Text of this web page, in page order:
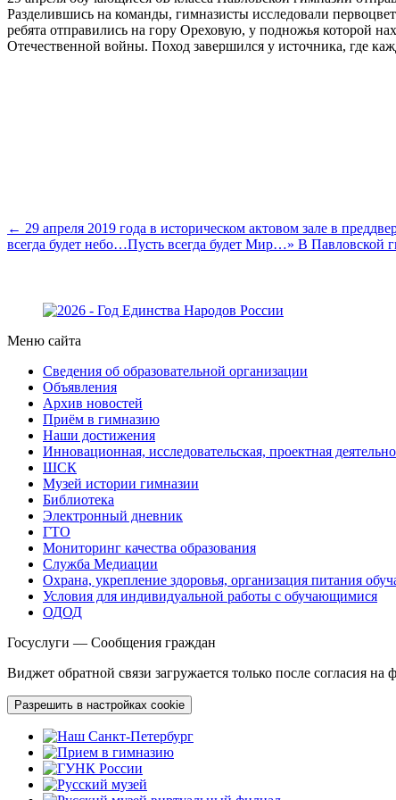
Разделившись на команды, гимназисты исследовали
ребята отправились на гору Ореховую, у подножья которой
Отечественной войны. Поход завершился у источника, где
← 29 апреля 2019 года в историческом актовом зале в
всегда будет небо…Пусть всегда будет Мир…» В Павловской
Меню сайта
Сведения об образовательной организации
Объявления
Архив новостей
Приём в гимназию
Наши достижения
Инновационная, исследовательская, проектная
ШСК
Музей истории гимназии
Библиотека
Электронный дневник
ГТО
Мониторинг качества образования
Служба Медиации
Охрана, укрепление здоровья, организация питания
Условия для индивидуальной работы с обучающимися
ОДОД
Госуслуги — Сообщения граждан
Виджет обратной связи загружается только после согласия
Разрешить в настройках cookie